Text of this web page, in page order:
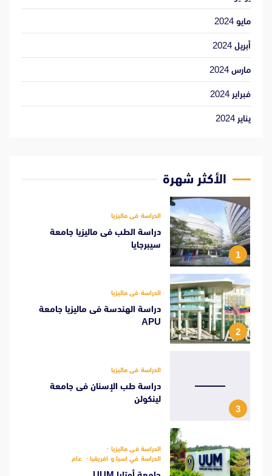
مايو 2024
أبريل 2024
مارس 2024
فبراير 2024
يناير 2024
الأكثر شهرة
1
الدراسة فى ماليزيا
دراسة الطب فى ماليزيا جامعة
سيبرجايا
2
الدراسة فى ماليزيا
دراسة الهندسة فى ماليزيا جامعة
APU
3
الدراسة فى ماليزيا
دراسة طب الإسنان فى جامعة
لينكولن
الدراسة فى ماليزيا
الدراسة في اسيا و افريقيا
عام